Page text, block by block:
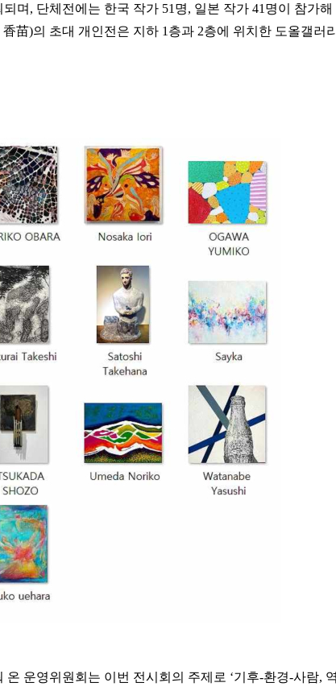
며, 단체전에는 한국 작가 51명, 일본 작가 41명이 참가
苗)의 초대 개인전은 지하 1층과 2층에 위치한 도올갤
운영위원회는 이번 전시회의 주제로 ‘기후-환경-사람,